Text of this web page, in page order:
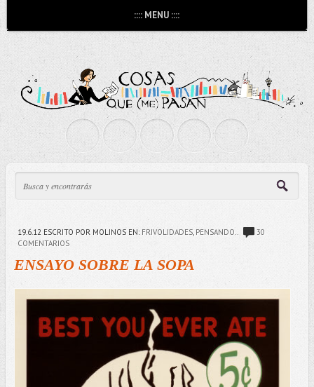
:::: MENU ::::
19.6.12 ESCRITO POR MOLINOS EN: FRIVOLIDADES, PENSANDO..
30
COMENTARIOS
ENSAYO SOBRE LA SOPA